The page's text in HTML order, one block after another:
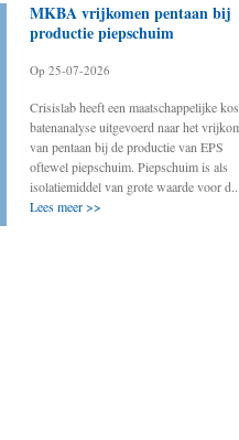
MKBA vrijkomen pentaan bij
productie piepschuim
Op 25-07-2026
Crisislab heeft een maatschappelijke
batenanalyse uitgevoerd naar het
van pentaan bij de productie van EPS
oftewel piepschuim. Piepschuim is als
isolatiemiddel van grote waarde voor
Lees meer >>